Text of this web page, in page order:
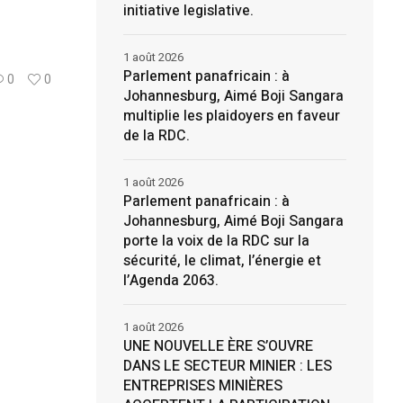
0 0
initiative legislative.
Parlement panafricain : à
Johannesburg, Aimé Boji Sangara
multiplie les plaidoyers en faveur
de la RDC.
1 août 2026
Parlement panafricain : à
Johannesburg, Aimé Boji Sangara
porte la voix de la RDC sur la
sécurité, le climat, l’énergie et
l’Agenda 2063.
1 août 2026
UNE NOUVELLE ÈRE S’OUVRE
DANS LE SECTEUR MINIER : LES
ENTREPRISES MINIÈRES
1 août 2026